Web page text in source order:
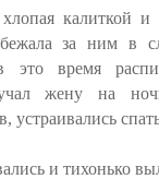
калиткой и
за ним в
это время
жену на
устраивались
и тихонько